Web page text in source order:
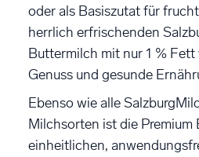
oder als Basiszutat für
herrlich erfrischenden
Buttermilch mit nur 1 % Fett
Genuss und gesunde
Ebenso wie alle
Milchsorten ist die
einheitlichen,